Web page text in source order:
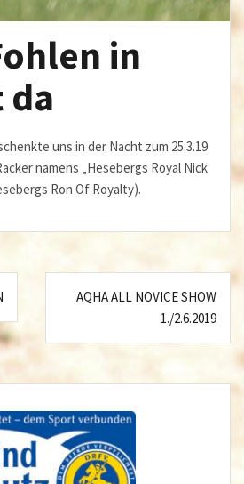
in
da
uns in der Nacht zum 25.3.19
namens „Hesebergs Royal Nick
Ron Of Royalty).
AQHA ALL NOVICE SHOW
1./2.6.2019